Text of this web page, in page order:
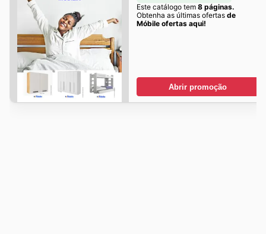
Este catálogo tem 8 páginas.
Obtenha as últimas ofertas de
Móbile ofertas aqui!
Abrir promoção